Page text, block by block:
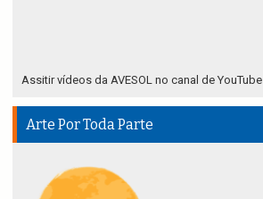
Assitir vídeos da AVESOL no canal de YouTube
Arte Por Toda Parte